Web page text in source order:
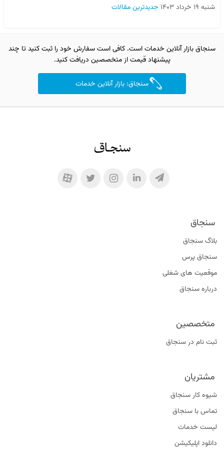
شنبه ۱۹ خرداد ۱۴۰۳ جدیدترین مقالات
سنجاق بازار آنلاین خدمات است. کافی است سفارش خود را ثبت کنید تا چند
پیشنهاد قیمت از متخصصین دریافت کنید.
سنجاق: بازار آنلاین خدمات
سنجاق
بلاگ سنجاق
سنجاق پرس
موقعیت‌ های شغلی
درباره سنجاق
متخصصین
ثبت نام در سنجاق
مشتریان
شیوه کار سنجاق
تماس با سنجاق
لیست خدمات
دانلود اپلیکیشن